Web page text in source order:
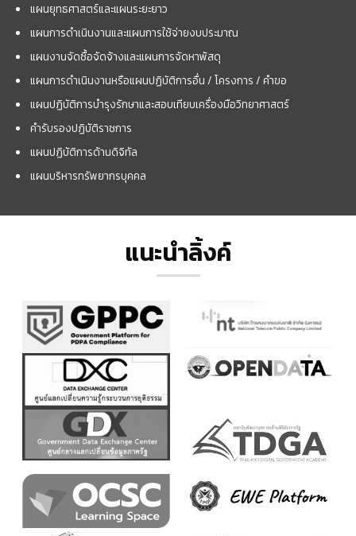
แผนยุทธศาสตร์และแผนระยะยาว
แผนการดำเนินงานและแผนการใช้จ่ายงบประมาณ
แผนงานจัดซื้อจัดจ้างและแผนการจัดหาพัสดุ
แผนการดำเนินงานหรือแผนปฏิบัติการอื่น / โครงการ / คำขอ
แผนปฏิบัติการบำรุงรักษาและสอบเทียบเครื่องมือวิทยาศาสตร์
คำรับรองปฏิบัติราชการ
แผนปฏิบัติการด้านดิจิทัล
แผนบริหารทรัพยากรบุคคล
แนะนำลิ้งค์